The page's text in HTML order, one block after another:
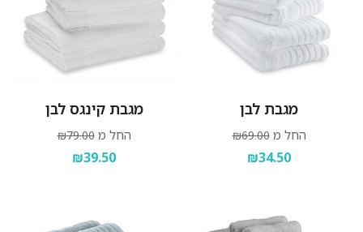
מגבת לבן
החל מ ₪69.00
₪34.50
מגבת קינגס לבן
החל מ ₪79.00
₪39.50